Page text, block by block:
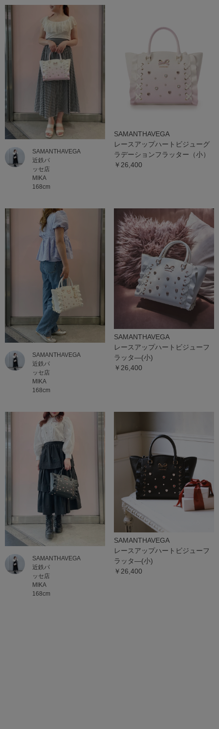
SAMANTHAVEGA
近鉄パ
ッセ店
MIKA
168cm
SAMANTHAVEGA
レースアップハートビジューグ
ラデーションフラッター（小）
￥26,400
SAMANTHAVEGA
近鉄パ
ッセ店
MIKA
168cm
SAMANTHAVEGA
レースアップハートビジューフ
ラッタ―(小)
￥26,400
SAMANTHAVEGA
近鉄パ
ッセ店
MIKA
168cm
SAMANTHAVEGA
レースアップハートビジューフ
ラッタ―(小)
￥26,400